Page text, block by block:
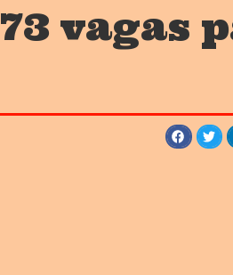
vagas